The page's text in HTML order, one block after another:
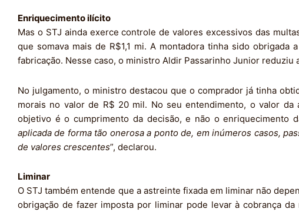
Enriquecimento ilícito
Mas o STJ ainda exerce controle de valores excessivos das
que somava mais de R$1,1 mi. A montadora tinha sido
fabricação. Nesse caso, o ministro Aldir Passarinho Junior
No julgamento, o ministro destacou que o comprador já tinha
morais no valor de R$ 20 mil. No seu entendimento, o valor
objetivo é o cumprimento da decisão, e não o enriquecimento
aplicada de forma tão onerosa a ponto de, em inúmeros casos,
de valores crescentes”, declarou.
Liminar
O STJ também entende que a astreinte fixada em liminar não
obrigação de fazer imposta por liminar pode levar à cobrança